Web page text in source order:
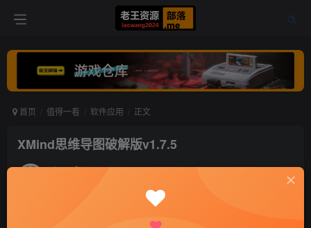
首页 值得一看 软件应用 正文
XMind思维导图破解版v1.7.5
老王 打赏